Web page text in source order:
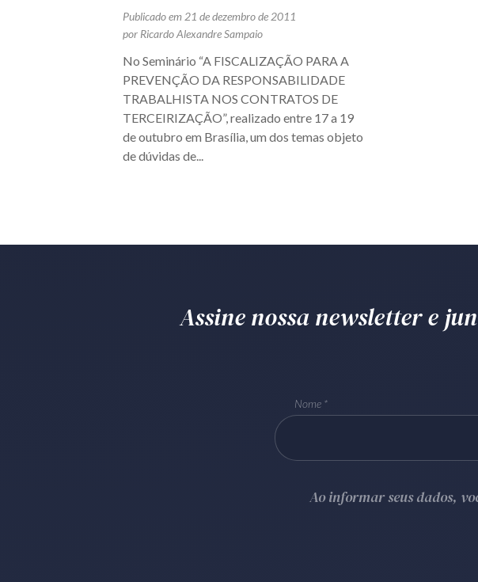
Publicado em 21 de dezembro de 2011
por Ricardo Alexandre Sampaio
No Seminário “A FISCALIZAÇÃO PARA A
PREVENÇÃO DA RESPONSABILIDADE
TRABALHISTA NOS CONTRATOS DE
TERCEIRIZAÇÃO”, realizado entre 17 a 19
de outubro em Brasília, um dos temas objeto
de dúvidas de...
Assine nossa newsletter e
Nome
Ao informar seus dados,